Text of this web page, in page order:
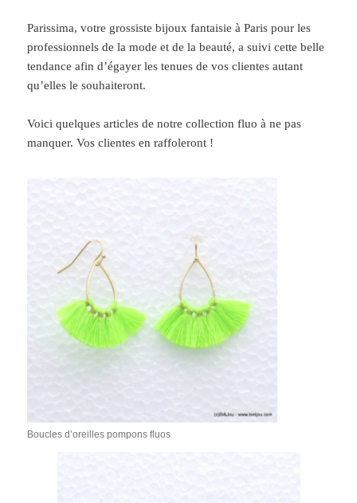
Parissima, votre grossiste bijoux fantaisie à Paris pour les
professionnels de la mode et de la beauté, a suivi cette belle
tendance afin d’égayer les tenues de vos clientes autant
qu’elles le souhaiteront.
Voici quelques articles de notre collection fluo à ne pas
manquer. Vos clientes en raffoleront !
Boucles d’oreilles pompons fluos